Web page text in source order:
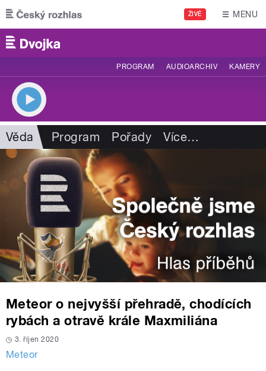
Přejít k hlavnímu obsahu
ŽIVĚ MENU
PROGRAM AUDIOARCHIV KAMERY
Věda Program Pořady Více…
Meteor o nejvyšší přehradě, chodících
rybách a otravě krále Maxmiliána
3. říjen 2020
Meteor